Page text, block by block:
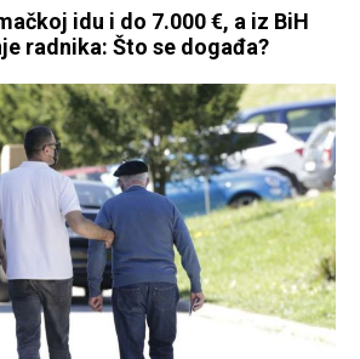
idu i do 7.000 €, a iz BiH
radnika: Što se događa?